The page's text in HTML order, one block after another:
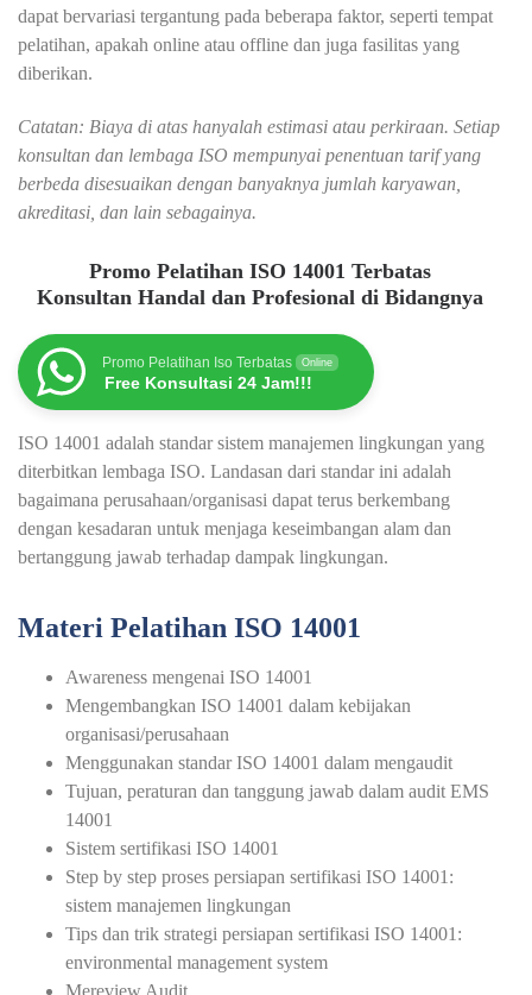
dapat bervariasi tergantung pada beberapa faktor, seperti tempat
pelatihan, apakah online atau offline dan juga fasilitas yang
diberikan.
Catatan: Biaya di atas hanyalah estimasi atau perkiraan. Setiap
konsultan dan lembaga ISO mempunyai penentuan tarif yang
berbeda disesuaikan dengan banyaknya jumlah karyawan,
akreditasi, dan lain sebagainya.
Promo Pelatihan ISO 14001 Terbatas
Konsultan Handal dan Profesional di Bidangnya
Promo Pelatihan Iso Terbatas Online
Free Konsultasi 24 Jam!!!
ISO 14001 adalah standar sistem manajemen lingkungan yang
diterbitkan lembaga ISO. Landasan dari standar ini adalah
bagaimana perusahaan/organisasi dapat terus berkembang
dengan kesadaran untuk menjaga keseimbangan alam dan
bertanggung jawab terhadap dampak lingkungan.
Materi Pelatihan ISO 14001
Awareness mengenai ISO 14001
Mengembangkan ISO 14001 dalam kebijakan
organisasi/perusahaan
Menggunakan standar ISO 14001 dalam mengaudit
Tujuan, peraturan dan tanggung jawab dalam audit EMS
14001
Sistem sertifikasi ISO 14001
Step by step proses persiapan sertifikasi ISO 14001:
sistem manajemen lingkungan
Tips dan trik strategi persiapan sertifikasi ISO 14001:
environmental management system